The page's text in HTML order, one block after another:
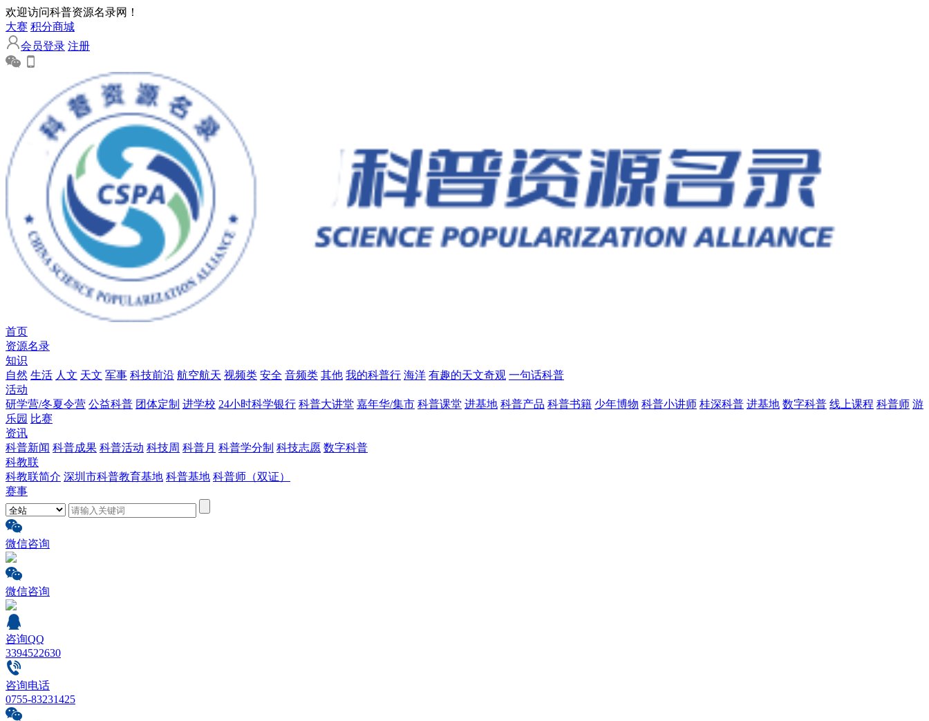
欢迎访问科普资源名录网！
大赛 积分商城
会员登录 注册
首页
资源名录
知识
自然 生活 人文 天文 军事 科技前沿 航空航天 视频类 安全 音频类 其他 我的科普行 海洋 有趣的天文奇观 一句话科普
活动
研学营/冬夏令营 公益科普 团体定制 进学校 24小时科学银行 科普大讲堂 嘉年华/集市 科普课堂 进基地 科普产品 科普书籍 少年博物 科普小讲师 桂深科普 进基地 数字科普 线上课程 科普师 游
乐园 比赛
资讯
科普新闻 科普成果 科普活动 科技周 科普月 科普学分制 科技志愿 数字科普
科教联
科教联简介 深圳市科普教育基地 科普基地 科普师（双证）
赛事
微信咨询
微信咨询
咨询QQ
3394522630
咨询电话
0755-83231425